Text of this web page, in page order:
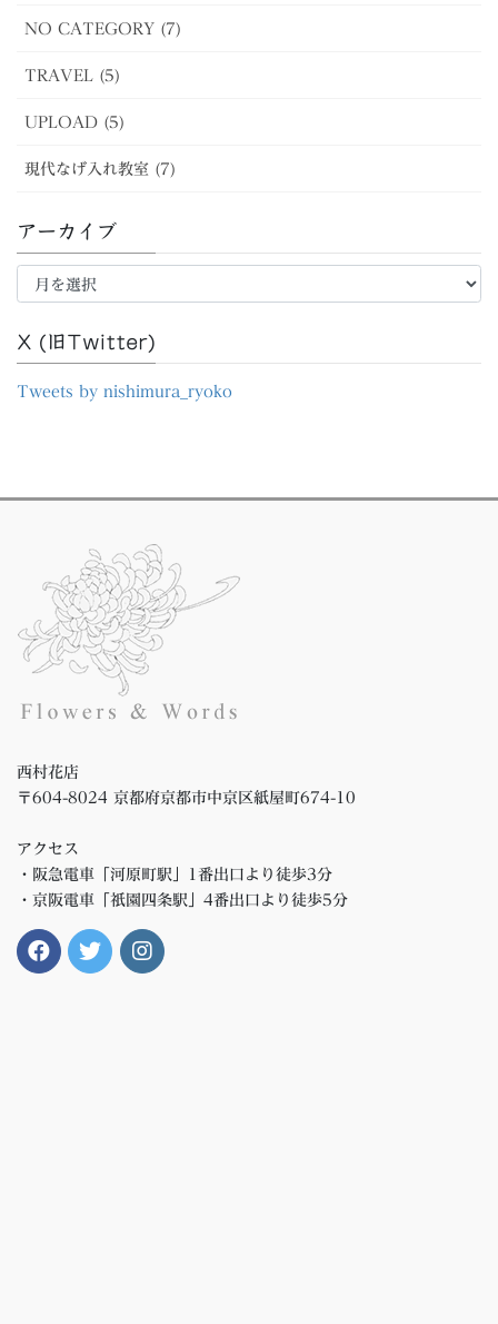
NO CATEGORY (7)
TRAVEL (5)
UPLOAD (5)
現代なげ入れ教室 (7)
アーカイブ
ア
イ
X (旧Twitter)
Tweets by nishimura_ryoko
西村花店
〒604-8024 京都府京都市中京区紙屋町674-10
アクセス
・阪急電車「河原町駅」1番出口より徒歩3分
・京阪電車「祇園四条駅」4番出口より徒歩5分